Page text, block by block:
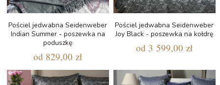
Pościel jedwabna Seidenweber
Indian Summer - poszewka na
poduszkę
od 829,00 zł
Pościel jedwabna Seidenweber
Joy Black - poszewka na kołdrę
od 3 599,00 zł